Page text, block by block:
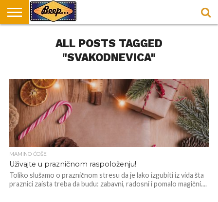
SVAKODNEVICA
ENTERTAINMENT
NEPUSACKIALL POSTS TAGGED
"SVAKODNEVICA"
MAMINO ĆOŠE
Uživajte u prazničnom raspoloženju!
Toliko slušamo o prazničnom stresu da je lako izgubiti iz vida šta
praznici zaista treba da budu: zabavni, radosni i pomalo magični....